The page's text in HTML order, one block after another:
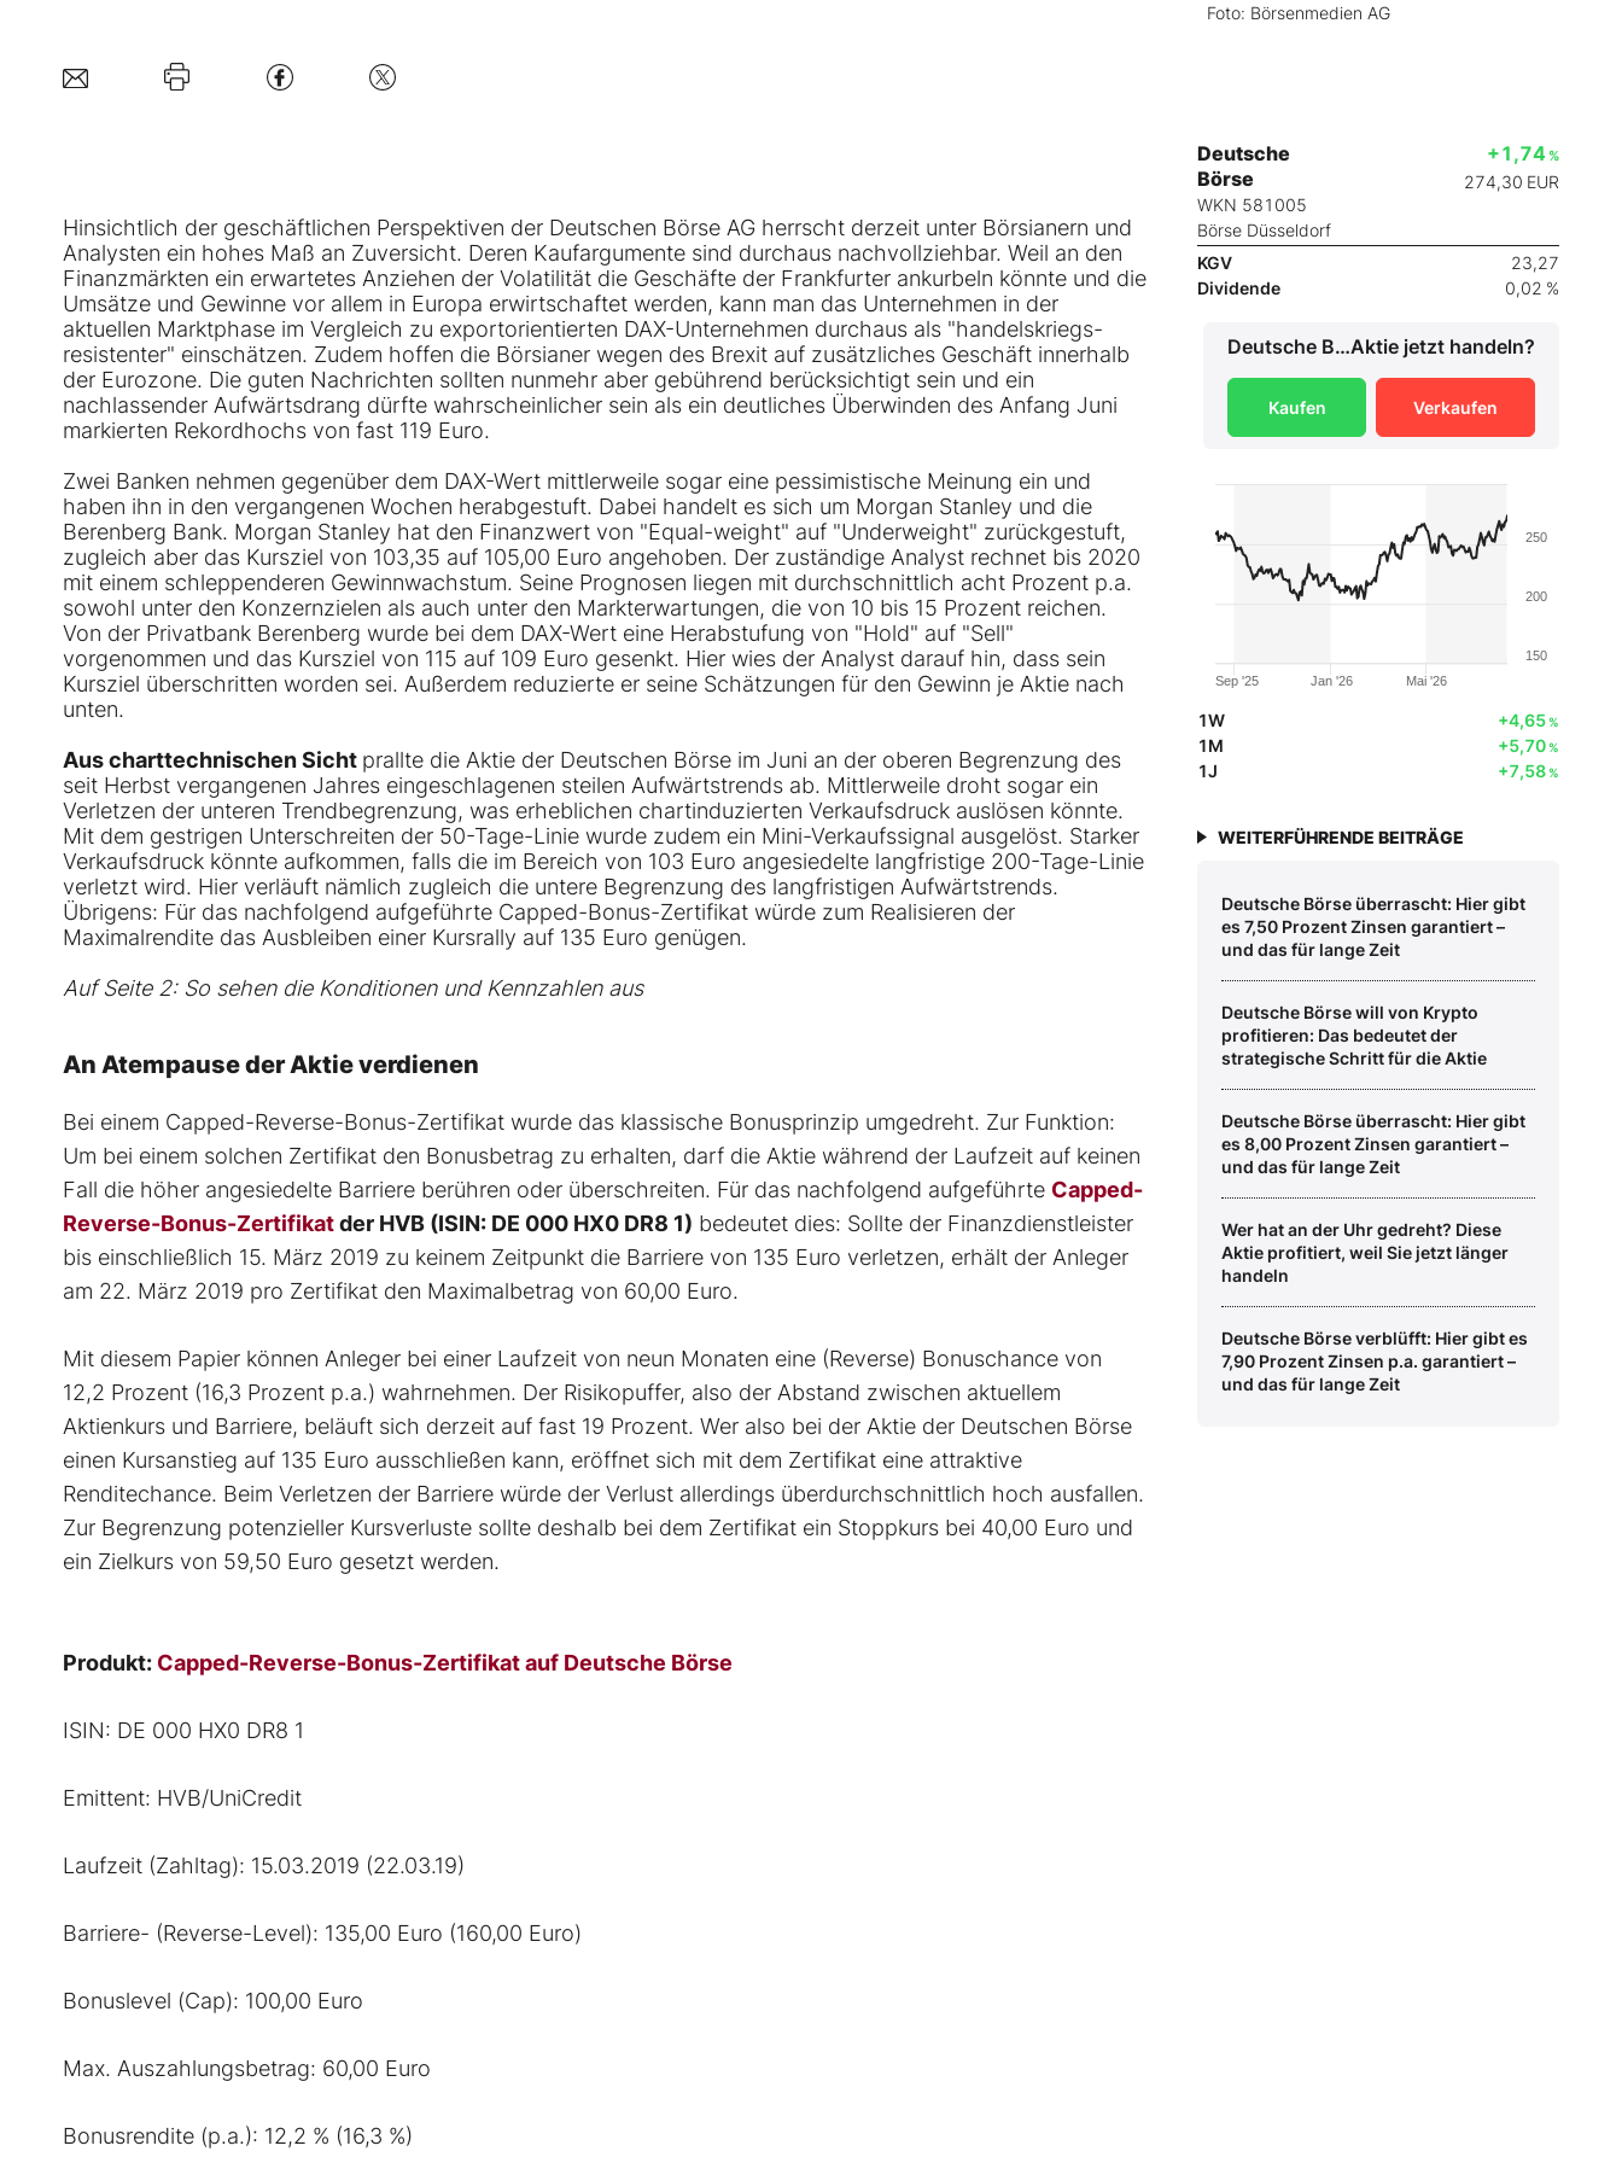
Foto: Börsenmedien AG
Hinsichtlich der geschäftlichen Perspektiven der Deutschen Börse AG herrscht derzeit unter Börsianern und
Analysten ein hohes Maß an Zuversicht. Deren Kaufargumente sind durchaus nachvollziehbar. Weil an den
Finanzmärkten ein erwartetes Anziehen der Volatilität die Geschäfte der Frankfurter ankurbeln könnte und die
Umsätze und Gewinne vor allem in Europa erwirtschaftet werden, kann man das Unternehmen in der
aktuellen Marktphase im Vergleich zu exportorientierten DAX-Unternehmen durchaus als "handelskriegs-
resistenter" einschätzen. Zudem hoffen die Börsianer wegen des Brexit auf zusätzliches Geschäft innerhalb
der Eurozone. Die guten Nachrichten sollten nunmehr aber gebührend berücksichtigt sein und ein
nachlassender Aufwärtsdrang dürfte wahrscheinlicher sein als ein deutliches Überwinden des Anfang Juni
markierten Rekordhochs von fast 119 Euro.
Zwei Banken nehmen gegenüber dem DAX-Wert mittlerweile sogar eine pessimistische Meinung ein und
haben ihn in den vergangenen Wochen herabgestuft. Dabei handelt es sich um Morgan Stanley und die
Berenberg Bank. Morgan Stanley hat den Finanzwert von "Equal-weight" auf "Underweight" zurückgestuft,
zugleich aber das Kursziel von 103,35 auf 105,00 Euro angehoben. Der zuständige Analyst rechnet bis 2020
mit einem schleppenderen Gewinnwachstum. Seine Prognosen liegen mit durchschnittlich acht Prozent p.a.
sowohl unter den Konzernzielen als auch unter den Markterwartungen, die von 10 bis 15 Prozent reichen.
Von der Privatbank Berenberg wurde bei dem DAX-Wert eine Herabstufung von "Hold" auf "Sell"
vorgenommen und das Kursziel von 115 auf 109 Euro gesenkt. Hier wies der Analyst darauf hin, dass sein
Kursziel überschritten worden sei. Außerdem reduzierte er seine Schätzungen für den Gewinn je Aktie nach
unten.
Aus charttechnischen Sicht prallte die Aktie der Deutschen Börse im Juni an der oberen Begrenzung des
seit Herbst vergangenen Jahres eingeschlagenen steilen Aufwärtstrends ab. Mittlerweile droht sogar ein
Verletzen der unteren Trendbegrenzung, was erheblichen chartinduzierten Verkaufsdruck auslösen könnte.
Mit dem gestrigen Unterschreiten der 50-Tage-Linie wurde zudem ein Mini-Verkaufssignal ausgelöst. Starker
Verkaufsdruck könnte aufkommen, falls die im Bereich von 103 Euro angesiedelte langfristige 200-Tage-Linie
verletzt wird. Hier verläuft nämlich zugleich die untere Begrenzung des langfristigen Aufwärtstrends.
Übrigens: Für das nachfolgend aufgeführte Capped-Bonus-Zertifikat würde zum Realisieren der
Maximalrendite das Ausbleiben einer Kursrally auf 135 Euro genügen.
Auf Seite 2: So sehen die Konditionen und Kennzahlen aus
An Atempause der Aktie verdienen
Bei einem Capped-Reverse-Bonus-Zertifikat wurde das klassische Bonusprinzip umgedreht. Zur Funktion:
Um bei einem solchen Zertifikat den Bonusbetrag zu erhalten, darf die Aktie während der Laufzeit auf keinen
Fall die höher angesiedelte Barriere berühren oder überschreiten. Für das nachfolgend aufgeführte Capped-
Reverse-Bonus-Zertifikatder HVB (ISIN: DE 000 HX0 DR8 1) bedeutet dies: Sollte der Finanzdienstleister
bis einschließlich 15. März 2019 zu keinem Zeitpunkt die Barriere von 135 Euro verletzen, erhält der Anleger
am 22. März 2019 pro Zertifikat den Maximalbetrag von 60,00 Euro.
Mit diesem Papier können Anleger bei einer Laufzeit von neun Monaten eine (Reverse) Bonuschance von
12,2 Prozent (16,3 Prozent p.a.) wahrnehmen. Der Risikopuffer, also der Abstand zwischen aktuellem
Aktienkurs und Barriere, beläuft sich derzeit auf fast 19 Prozent. Wer also bei der Aktie der Deutschen Börse
einen Kursanstieg auf 135 Euro ausschließen kann, eröffnet sich mit dem Zertifikat eine attraktive
Renditechance. Beim Verletzen der Barriere würde der Verlust allerdings überdurchschnittlich hoch ausfallen.
Zur Begrenzung potenzieller Kursverluste sollte deshalb bei dem Zertifikat ein Stoppkurs bei 40,00 Euro und
ein Zielkurs von 59,50 Euro gesetzt werden.
Produkt: Capped-Reverse-Bonus-Zertifikat auf Deutsche Börse
ISIN: DE 000 HX0 DR8 1
Emittent: HVB/UniCredit
Laufzeit (Zahltag): 15.03.2019 (22.03.19)
Barriere- (Reverse-Level): 135,00 Euro (160,00 Euro)
Bonuslevel (Cap): 100,00 Euro
Max. Auszahlungsbetrag: 60,00 Euro
Bonusrendite (p.a.): 12,2 % (16,3 %)
Deutsche
Börse
WKN 581005
Börse Düsseldorf
+1,74 %
274,30 EUR
KGV
23,27
Dividende
0,02 %
Deutsche BörseAktie jetzt handeln?
Kaufen Verkaufen
Jan '26
Sep '25 Mai '26
150
200
250
1W +4,65%
1M +5,70%
1J +7,58%
WEITERFÜHRENDE BEITRÄGE
Deutsche Börse überrascht: Hier gibt
es 7,50 Prozent Zinsen garantiert –
und das für lange Zeit
Deutsche Börse will von Krypto
profitieren: Das bedeutet der
strategische Schritt für die Aktie
Deutsche Börse überrascht: Hier gibt
es 8,00 Prozent Zinsen garantiert –
und das für lange Zeit
Wer hat an der Uhr gedreht? Diese
Aktie profitiert, weil Sie jetzt länger
handeln
Deutsche Börse verblüfft: Hier gibt es
7,90 Prozent Zinsen p.a. garantiert –
und das für lange Zeit